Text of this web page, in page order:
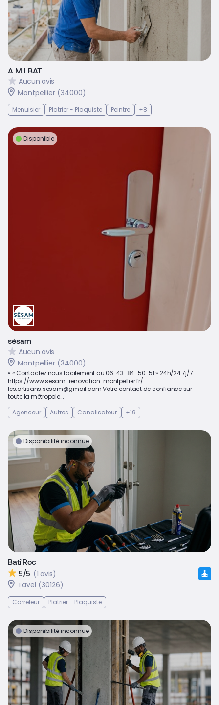
A.M.I BAT
Aucun avis
Montpellier (34000)
Menuisier Platrier - Plaquiste Peintre +8
Disponible
sésam
Aucun avis
Montpellier (34000)
« « Contactez nous facilement au 06-43-84-50-51 » 24h/24 7j/7
https://www.sesam-renovation-montpellier.fr/
les.artisans.sesam@gmail.com Votre contact de confiance sur
toute la métropole...
Agenceur
Autres Canalisateur +19
Disponibilité inconnue
Bati'Roc
5/5 (1 avis)
Tavel (30126)
Carreleur Platrier - Plaquiste
Disponibilité inconnue